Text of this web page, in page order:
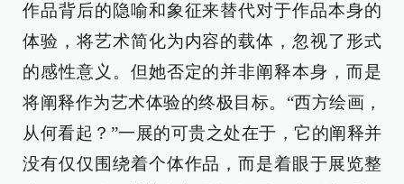
作品背后的隐喻和象征来替代对于作品本身的
体验，将艺术简化为内容的载体，忽视了形式
的感性意义。但她否定的并非阐释本身，而是
将阐释作为艺术体验的终极目标。“西方绘画，
从何看起？”一展的可贵之处在于，它的阐释并
没有仅仅围绕着个体作品，而是着眼于展览整